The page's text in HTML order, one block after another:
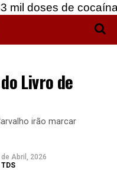
cocaína, em
Livro de
irão marcar
de Abril, 2026